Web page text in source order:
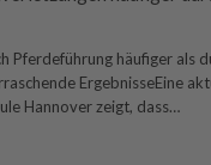
Pferdeführung häufiger als
ErgebnisseEine
Hannover zeigt, dass…